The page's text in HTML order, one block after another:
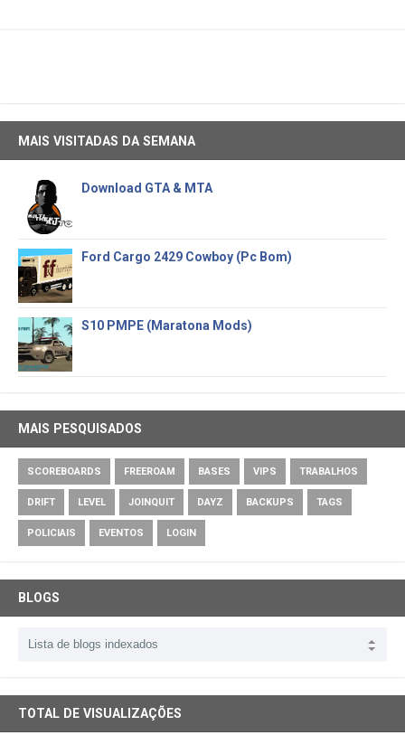
MAIS VISITADAS DA SEMANA
Download GTA & MTA
Ford Cargo 2429 Cowboy (Pc Bom)
S10 PMPE (Maratona Mods)
MAIS PESQUISADOS
SCOREBOARDS FREEROAM BASES VIPS TRABALHOS
DRIFT LEVEL JOINQUIT DAYZ BACKUPS TAGS
POLICIAIS EVENTOS LOGIN
BLOGS
TOTAL DE VISUALIZAÇÕES